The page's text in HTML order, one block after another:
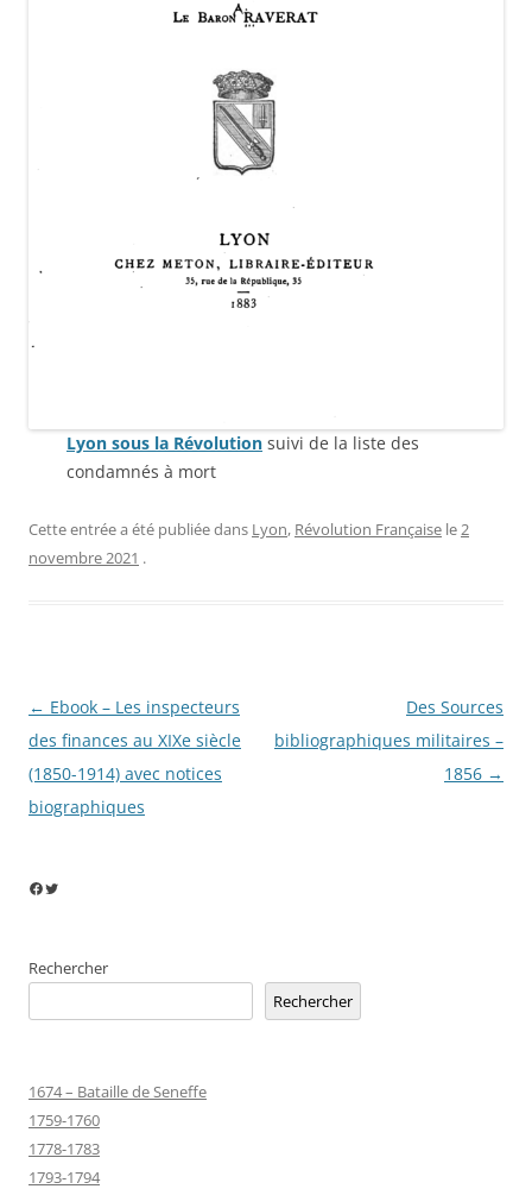
Lyon sous la Révolution suivi de la liste des
condamnés à mort
Cette entrée a été publiée dans Lyon, Révolution Française le2
novembre 2021 .
Navigation
des
articles
← Ebook – Les inspecteurs
des finances au XIXe siècle
(1850-1914) avec notices
biographiques
Des Sources
bibliographiques militaires –
1856 →
Facebook
Twitter
Rechercher
Rechercher
1674 – Bataille de Seneffe
1759-1760
1778-1783
1793-1794